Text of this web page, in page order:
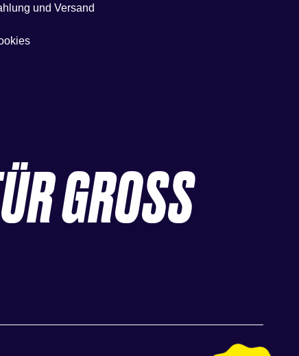
und Versand
GROSS